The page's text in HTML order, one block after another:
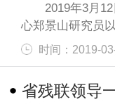
2019年3月12
心郑景山研究员
时间：2019-
省残联领导